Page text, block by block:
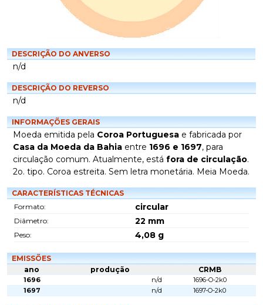
DESCRIÇÃO DO ANVERSO
n/d
DESCRIÇÃO DO REVERSO
n/d
INFORMAÇÕES GERAIS
Moeda emitida pela Coroa Portuguesa e fabricada por
Casa da Moeda da Bahia entre 1696 e 1697, para
circulação comum. Atualmente, está fora de circulação.
2o. tipo. Coroa estreita. Sem letra monetária. Meia Moeda.
CARACTERÍSTICAS TÉCNICAS
Formato:
circular
Diâmetro: 22 mm
Peso: 4,08 g
EMISSÕES
ano
produção CRMB
1696 n/d
1696-O-2k0
1697
n/d 1697-O-2k0